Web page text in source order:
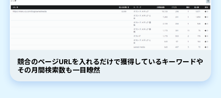
競合のページURLを入れるだけで獲得しているキーワードや
その月間検索数も一目瞭然